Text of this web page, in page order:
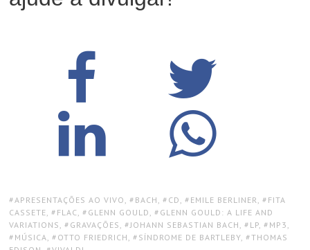
TAGS:
APRESENTAÇÕES AO VIVO , BACH , CD , EMILE BERLINER , FITA
CASSETE , FLAC , GLENN GOULD , GLENN GOULD: A LIFE AND
VARIATIONS , GRAVAÇÕES , JOHANN SEBASTIAN BACH , LP , MP3
MÚSICA , OTTO FRIEDRICH , SÍNDROME DE BARTLEBY , THOMAS